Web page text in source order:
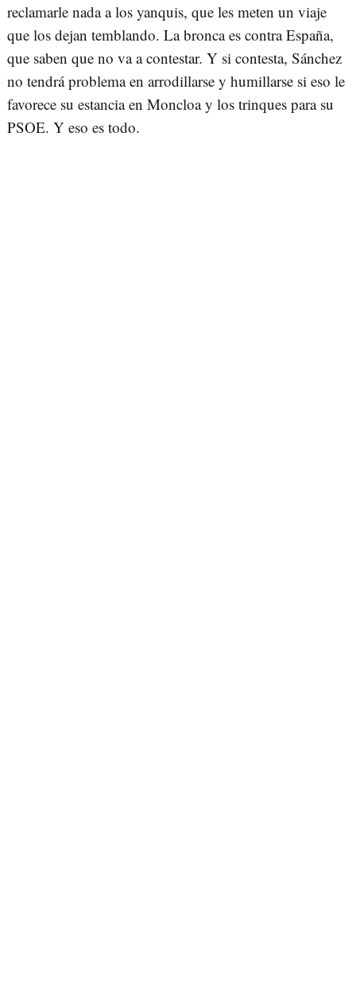
reclamarle nada a los yanquis, que les meten un viaje
que los dejan temblando. La bronca es contra España,
que saben que no va a contestar. Y si contesta, Sánchez
no tendrá problema en arrodillarse y humillarse si eso le
favorece su estancia en Moncloa y los trinques para su
PSOE. Y eso es todo.